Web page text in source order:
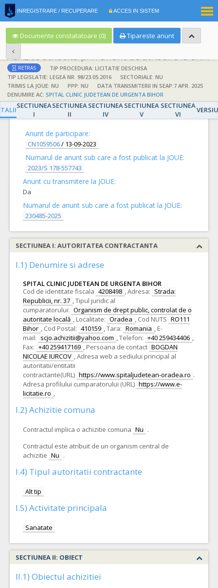
INREGISTRARE / RECUPERARE ACCES IN SISTEM
Documente constatatoare (0) Tipareste anunt
Achizitie atribuita prin anunt de atribuire la anunt de participare
RETRAS
TIP PROCEDURA: LICITATIE DESCHISA
TIP LEGISLATIE: LEGEA NR. 98/23.05.2016
SECTORIALE: NU
TRIMIS LA JOUE: NU
PPP: NU
DATA TRANSMITERII IN SEAP:7 APR. 2025
DENUMIRE AC: SPITAL CLINIC JUDETEAN DE URGENTA BIHOR
SECTIUNEA
I
SECTIUNEA
II
SECTIUNEA
IV
SECTIUNEA
V
SECTIUNEA
VI
DETALII
Anunt de participare:
CN1059506/ 13-09-2023
Numarul de anunt sub care a fost publicat la JOUE:
2023/S 178-557743
Anunt cu transmitere la JOUE:
Da
Numarul de anunt sub care a fost publicat la JOUE:
230485-2025
SECTIUNEA I: AUTORITATEA CONTRACTANTA
I.1) Denumire si adrese
SPITAL CLINIC JUDETEAN DE URGENTA BIHOR
Cod de identitate fiscala 4208498 ,Adresa: Strada:
Republicii, nr. 37 ,Tipul juridic al
cumparatorului: Organism de drept public, controlat de o
autoritate locală , Localitate: Oradea , Cod NUTS RO111
Bihor , Cod Postal: 410159 ,Tara: Romania , E-
mail: scjo.achizitii@yahoo.com ,Telefon: +40 259434406 ,
Fax: +40 259417169 , Persoana de contact BOGDAN
NICOLAE IURCOV ,Adresa web a sediului principal al
autoritatii/entitatii
contractante(URL) https://www.spitaljudetean-oradea.ro .
Adresa profilului cumparatorului (URL) https://www.e-
licitatie.ro ,
I.2) Achizitie comuna
Contractul implica o achizitie comuna Nu .
Contractul este atribuit de un organism central de
achizitie Nu .
I.4) Tipul autoritatii contractante
Alt tip
I.5) Activitate principala
Sanatate
SECTIUNEA II: OBIECT
II.1) Obiectul achizitiei